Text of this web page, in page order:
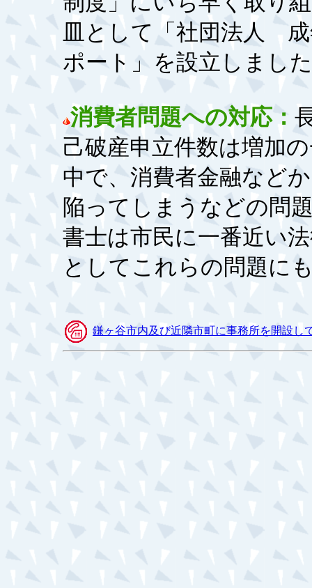
皿として「社団法人
ポート」を設立しまし
消費者問題への対応：
己破産申立件数は増加
中で、消費者金融など
陥ってしまうなどの問
書士は市民に一番近い
としてこれらの問題に
鎌ヶ谷市内及び近隣市町に事務所を開設し